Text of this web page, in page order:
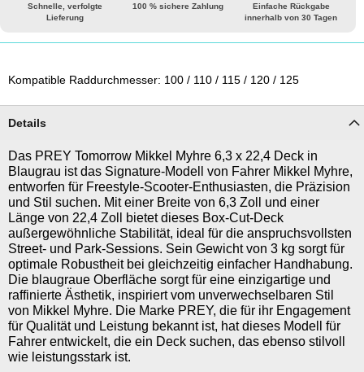
Schnelle, verfolgte
Lieferung
100 % sichere Zahlung
Einfache Rückgabe
innerhalb von 30 Tagen
Kompatible Raddurchmesser: 100 / 110 / 115 / 120 / 125
Details
Das PREY Tomorrow Mikkel Myhre 6,3 x 22,4 Deck in
Blaugrau ist das Signature-Modell von Fahrer Mikkel Myhre,
entworfen für Freestyle-Scooter-Enthusiasten, die Präzision
und Stil suchen. Mit einer Breite von 6,3 Zoll und einer
Länge von 22,4 Zoll bietet dieses Box-Cut-Deck
außergewöhnliche Stabilität, ideal für die anspruchsvollsten
Street- und Park-Sessions. Sein Gewicht von 3 kg sorgt für
optimale Robustheit bei gleichzeitig einfacher Handhabung.
Die blaugraue Oberfläche sorgt für eine einzigartige und
raffinierte Ästhetik, inspiriert vom unverwechselbaren Stil
von Mikkel Myhre. Die Marke PREY, die für ihr Engagement
für Qualität und Leistung bekannt ist, hat dieses Modell für
Fahrer entwickelt, die ein Deck suchen, das ebenso stilvoll
wie leistungsstark ist.